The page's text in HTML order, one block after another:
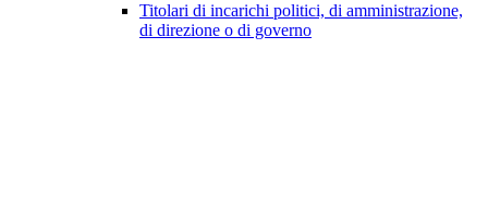
Titolari di incarichi politici, di amministrazione,
di direzione o di governo